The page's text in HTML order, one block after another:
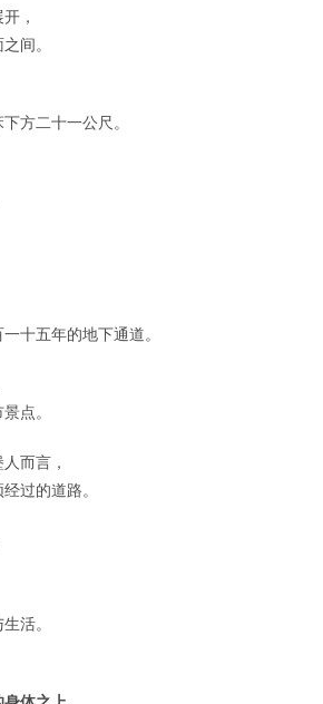
，
间。
方二十一公尺。
十五年的地下通道。
点。
而言，
过的道路。
活。